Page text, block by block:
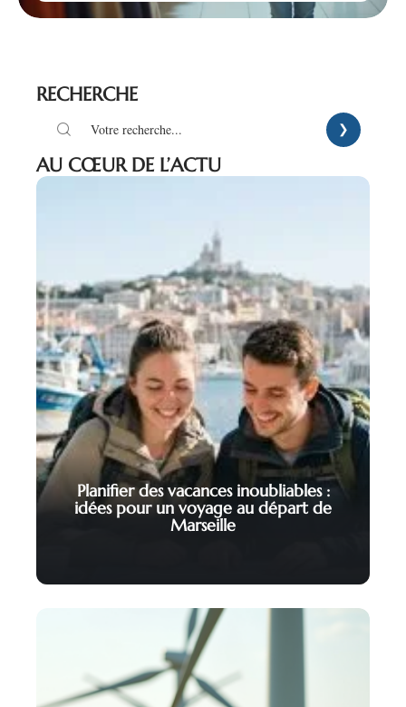
RECHERCHE
AU CŒUR DE L’ACTU
Planifier des vacances inoubliables :
idées pour un voyage au départ de
Marseille